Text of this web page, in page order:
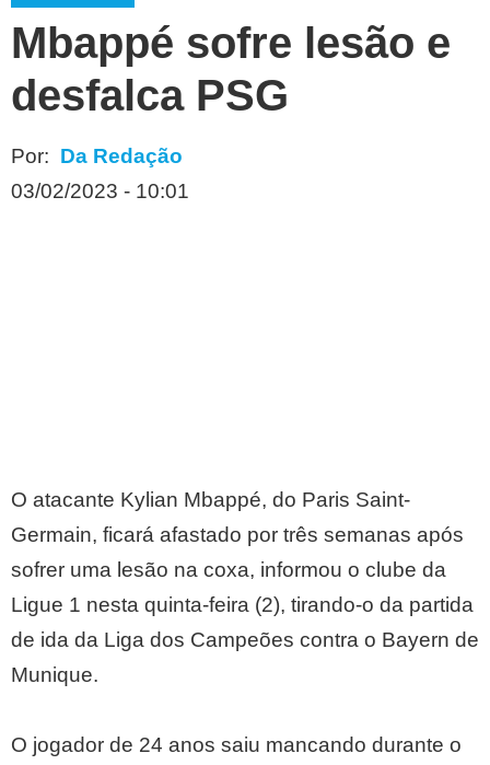
Mbappé sofre lesão e
desfalca PSG
Por: Da Redação
03/02/2023 - 10:01
O atacante Kylian Mbappé, do Paris Saint-
Germain, ficará afastado por três semanas após
sofrer uma lesão na coxa, informou o clube da
Ligue 1 nesta quinta-feira (2), tirando-o da partida
de ida da Liga dos Campeões contra o Bayern de
Munique.
O jogador de 24 anos saiu mancando durante o